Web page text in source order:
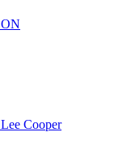
ON
Lee Cooper